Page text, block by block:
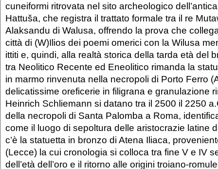
cuneiformi ritrovata nel sito archeologico
Hattuša, che registra il trattato formale tra il re
Alaksandu di Walusa, offrendo la prova che
città di (W)Ilios dei poemi omerici con la Wilusa
ittiti e, quindi, alla realtà storica della tarda età del
tra Neolitico Recente ed Eneolitico rimanda la
in marmo rinvenuta nella necropoli di Porto Ferro
delicatissime oreficerie in filigrana e granulazione
Heinrich Schliemann si datano tra il 2500 il 2250
della necropoli di Santa Palomba a Roma,
come il luogo di sepoltura delle aristocrazie latine
c’è la statuetta in bronzo di Atena Iliaca,
(Lecce) la cui cronologia si colloca tra fine V e IV
dell’età dell’oro e il ritorno alle origini troiano-